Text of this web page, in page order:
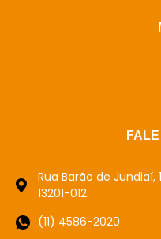
Rua Barão de Jundiaí,
13201-012
(11) 4586-2020